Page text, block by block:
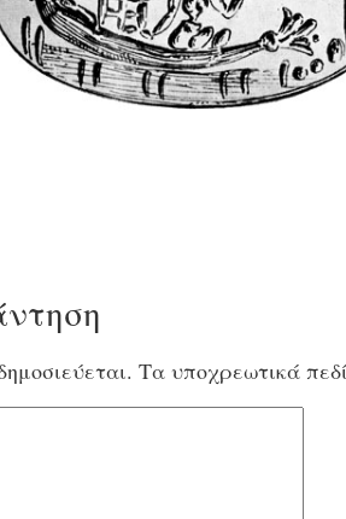
Τα υποχρεωτικά